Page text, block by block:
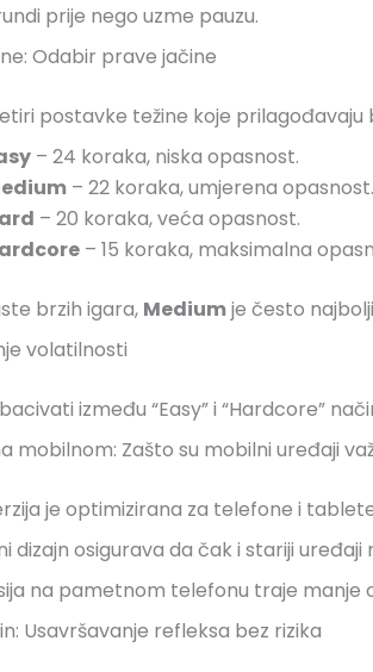
prije nego uzme pauzu.
Odabir prave jačine
postavke težine koje
– 24 koraka, niska opasnost.
– 22 koraka, umjerena opasnost.
– 20 koraka, veća opasnost.
– 15 koraka, maksimalna
brzih igara, Mediumje često
volatilnosti
između “Easy” i “Hardcore”
mobilnom: Zašto su mobilni uređaji
je optimizirana za telefone i
dizajn osigurava da čak i stariji
na pametnom telefonu traje manje
Usavršavanje refleksa bez rizika